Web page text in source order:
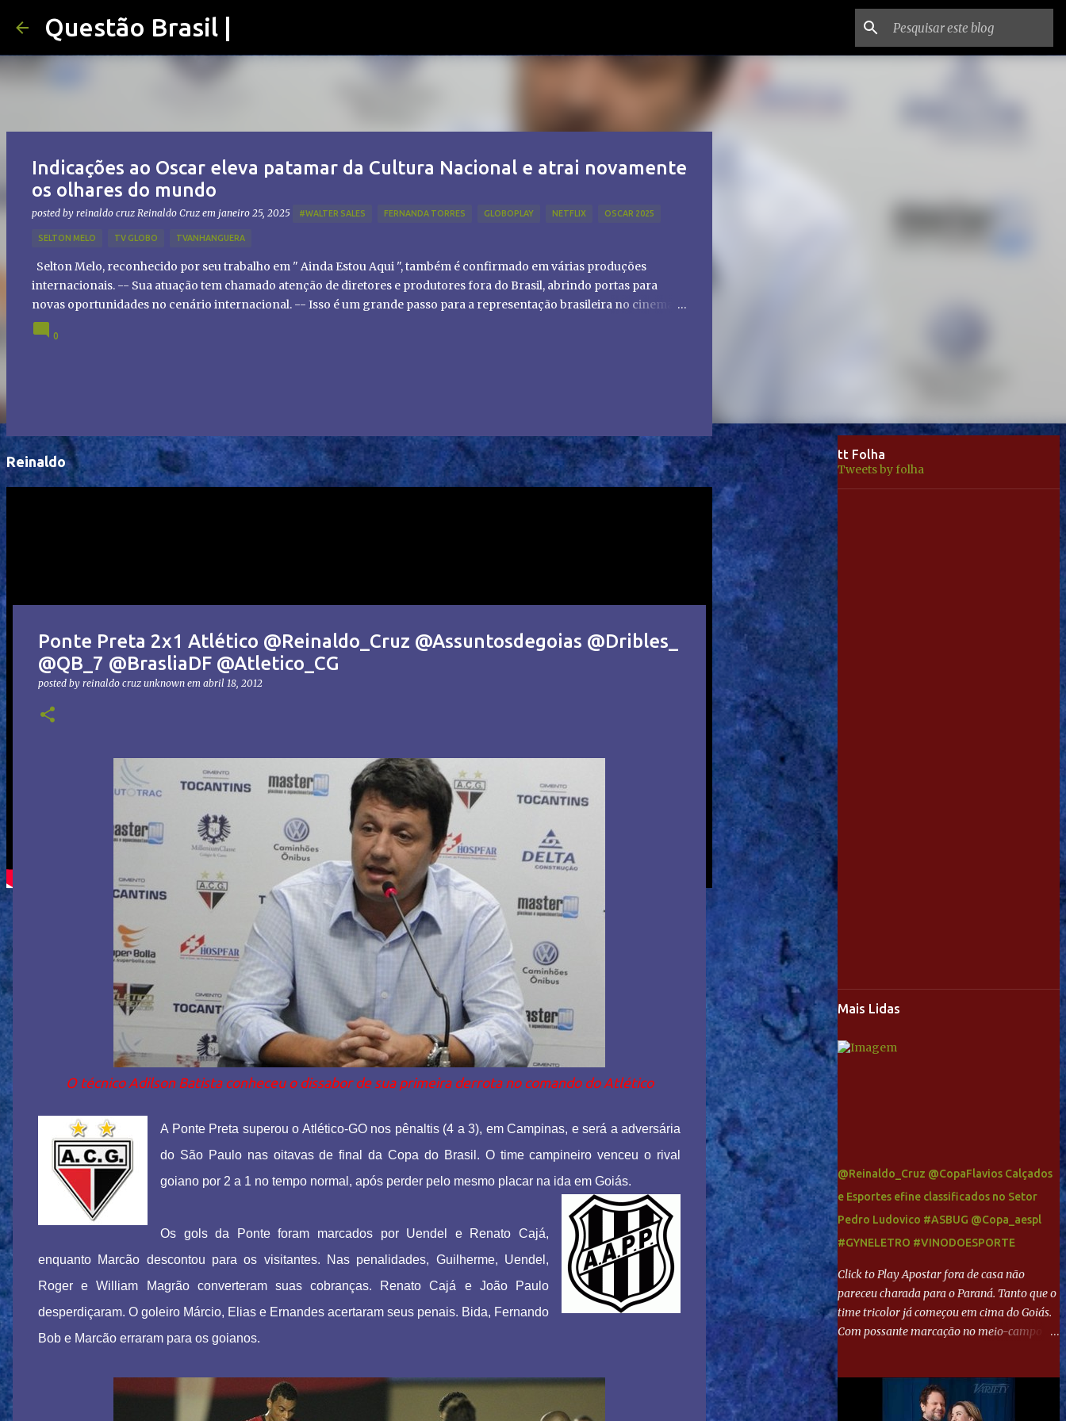
Questão Brasil |
Indicações ao Oscar eleva patamar da Cultura Nacional e atrai novamente
os olhares do mundo
posted by reinaldo cruz Reinaldo Cruz em janeiro 25, 2025 #WALTER SALES FERNANDA TORRES GLOBOPLAY NETFLIX OSCAR 2025
SELTON MELO TV GLOBO TVANHANGUERA
Selton Melo, reconhecido por seu trabalho em " Ainda Estou Aqui ", também é confirmado em várias produções
internacionais. -- Sua atuação tem chamado atenção de diretores e produtores fora do Brasil, abrindo portas para
novas oportunidades no cenário internacional. -- Isso é um grande passo para a representação brasileira no cinema
global!
0
Reinaldo
Ponte Preta 2x1 Atlético @Reinaldo_Cruz @Assuntosdegoias @Dribles_
@QB_7 @BrasliaDF @Atletico_CG
posted by reinaldo cruz unknown em abril 18, 2012
O técnico Adilson Batista conheceu o dissabor de sua primeira derrota no comando do Atlético
A Ponte Preta superou o Atlético-GO nos pênaltis (4 a 3), em Campinas, e será a adversária
do São Paulo nas oitavas de final da Copa do Brasil. O time campineiro venceu o rival
goiano por 2 a 1 no tempo normal, após perder pelo mesmo placar na ida em Goiás.
Os gols da Ponte foram marcados por Uendel e Renato Cajá,
enquanto Marcão descontou para os visitantes. Nas penalidades, Guilherme, Uendel,
Roger e William Magrão converteram suas cobranças. Renato Cajá e João Paulo
desperdiçaram. O goleiro Márcio, Elias e Ernandes acertaram seus penais. Bida, Fernando
Bob e Marcão erraram para os goianos.
tt Folha
Tweets by folha
Mais Lidas
@Reinaldo_Cruz @CopaFlavios Calçados
e Esportes efine classificados no Setor
Pedro Ludovico #ASBUG @Copa_aespl
#GYNELETRO #VINODOESPORTE
Click to Play Apostar fora de casa não
pareceu charada para o Paraná. Tanto que o
time tricolor já começou em cima do Goiás.
Com possante marcação no meio-campo e
direita, invadiu a área e bateu cruzado no
canto, sem chance para Harlei. Tal qual o